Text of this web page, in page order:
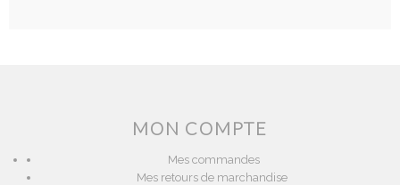
MON COMPTE
Mes commandes
Mes retours de marchandise